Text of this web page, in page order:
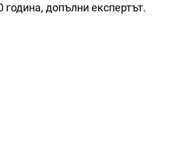
година, допълни експертът.